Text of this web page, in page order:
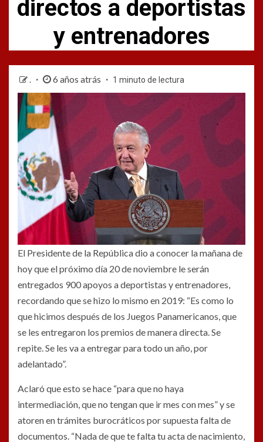
directos a deportistas
y entrenadores
. 6 años atrás 1 minuto de lectura
El Presidente de la República dio a conocer la mañana de
hoy que el próximo día 20 de noviembre le serán
entregados 900 apoyos a deportistas y entrenadores,
recordando que se hizo lo mismo en 2019: “Es como lo
que hicimos después de los Juegos Panamericanos, que
se les entregaron los premios de manera directa. Se
repite. Se les va a entregar para todo un año, por
adelantado”.
Aclaró que esto se hace “para que no haya
intermediación, que no tengan que ir mes con mes” y se
atoren en trámites burocráticos por supuesta falta de
documentos. “Nada de que te falta tu acta de nacimiento,